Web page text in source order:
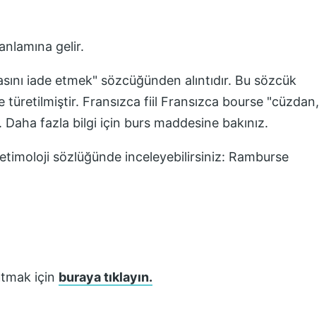
gelir.
iade etmek" sözcüğünden alıntıdır. Bu sözcük
Fransızca fiil Fransızca bourse "cüzdan,
fazla bilgi için burs maddesine bakınız.
sözlüğünde inceleyebilirsiniz: Ramburse
için buraya tıklayın.